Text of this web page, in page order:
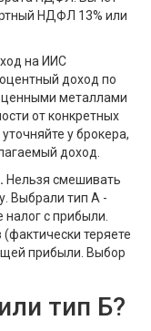
НДФЛ 13% или
на ИИС
доход по
металлами
от конкретных
у брокера,
доход.
Нельзя смешивать
Выбрали тип А -
налог с прибыли.
теряете
прибыли. Выбор
тип Б?